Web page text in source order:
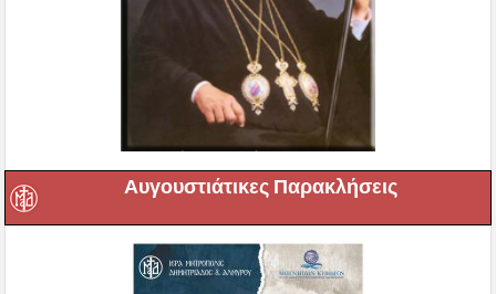
Αυγουστιάτικες Παρακλήσεις